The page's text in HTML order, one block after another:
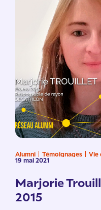
Alumni Témoignages Vie
19 mai 2021
Marjorie
2015